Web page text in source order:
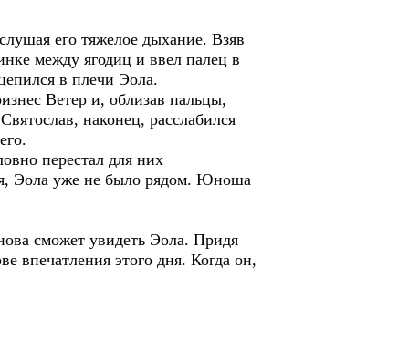
его тяжелое дыхание. Взяв
между ягодиц и ввел палец в
в плечи Эола.
Ветер и, облизав пальцы,
наконец, расслабился
перестал для них
Эола уже не было рядом. Юноша
сможет увидеть Эола. Придя
впечатления этого дня. Когда он,